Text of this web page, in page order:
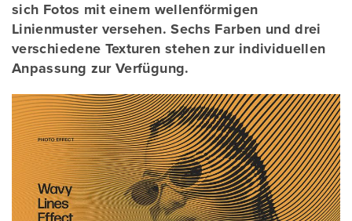
sich Fotos mit einem wellenförmigen
Linienmuster versehen. Sechs Farben und drei
verschiedene Texturen stehen zur individuellen
Anpassung zur Verfügung.